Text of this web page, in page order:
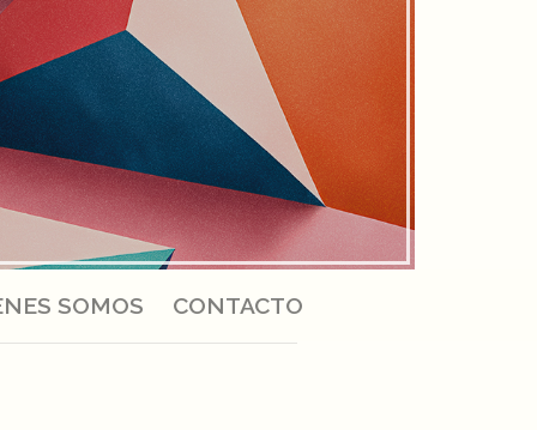
SOMOS CONTACTO